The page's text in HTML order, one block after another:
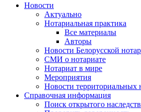
Новости
Актуально
Нотариальная практика
Все материалы
Авторы
Новости Белорусской
СМИ о нотариате
Нотариат в мире
Мероприятия
Новости территориальных
Справочная информация
Поиск открытого